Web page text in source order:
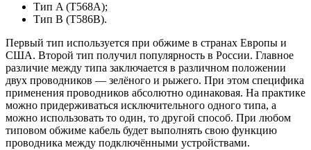
Тип A (T568A);
Тип B (Т586B).
Первый тип используется при обжиме в странах Европы и
США. Второй тип получил популярность в России. Главное
различие между типа заключается в различном положении
двух проводников — зелёного и рыжего. При этом специфика
применения проводников абсолютно одинаковая. На практике
можно придерживаться исключительного одного типа, а
можно использовать то один, то другой способ. При любом
типовом обжиме кабель будет выполнять свою функцию
проводника между подключёнными устройствами.